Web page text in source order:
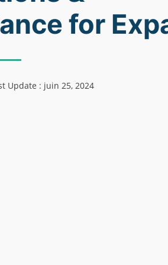
for
Update : juin 25, 2024